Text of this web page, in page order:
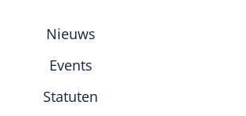
Nieuws
Events
Statuten